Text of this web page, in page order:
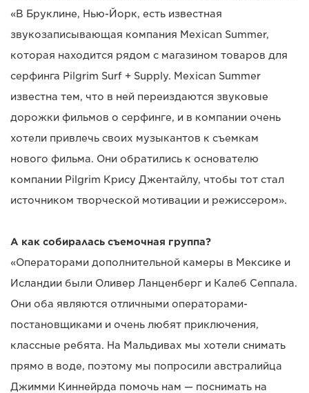
«В Бруклине, Нью-Йорк, есть известная
звукозаписывающая компания Mexican Summer,
которая находится рядом с магазином товаров для
серфинга Pilgrim Surf + Supply. Mexican Summer
известна тем, что в ней переиздаются звуковые
дорожки фильмов о серфинге, и в компании очень
хотели привлечь своих музыкантов к съемкам
нового фильма. Они обратились к основателю
компании Pilgrim Крису Джентайлу, чтобы тот стал
источником творческой мотивации и режиссером».
А как собиралась съемочная группа?
«Операторами дополнительной камеры в Мексике и
Исландии были Оливер Ланценберг и Калеб Сеппала.
Они оба являются отличными операторами-
постановщиками и очень любят приключения,
классные ребята. На Мальдивах мы хотели снимать
прямо в воде, поэтому мы попросили австралийца
Джимми Киннейрда помочь нам — поснимать на